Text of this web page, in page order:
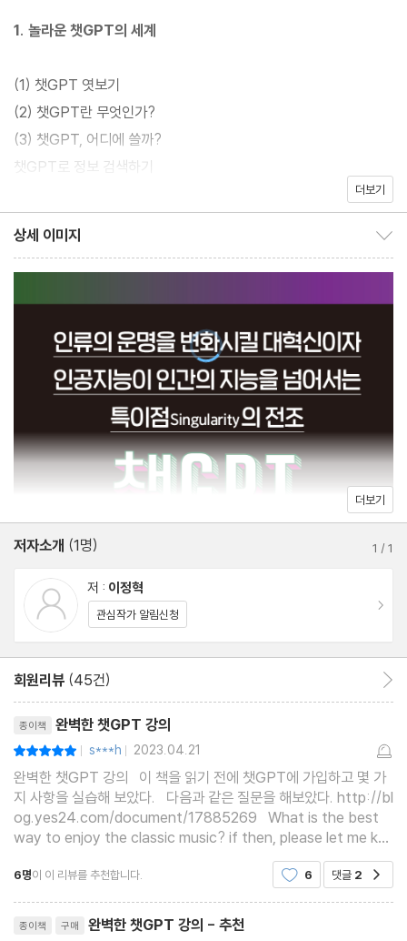
하는 유튜브 동영상을 찍었을 정도로 어려운 개념을 쉽고 재미있게
제 분석을 공부하던 그가, 챗GPT를 처음 접한 순간 엄청난 충격을
받고 바로 이를 온 국민에게 알릴 책을 쓰기로 결심했다. 이 책은 시
중에 쏟아져 나오고 있는 다른 책들과 달리 챗GPT의 효과적인 사
용법뿐만 아니라 그 경제적·사회적·철학적 함의(含意)까지 친근하
고 편안한 어투로 심도 있게 조명한다. 더불어, 챗GPT 출시 4개월
만에 놀라울 정도로 업그레이드 된 최신 GPT-4 모델까지 반영한
국내 최초의 책이다. 이 책 한 권만 읽고도 독자들은 챗GPT로 무엇
최근 빌 게이츠가 인터넷만큼 중대한 발명이라고 평가한 챗GPT는
앞으로 상상 못할 정도로 빠른 시일 내에 우리의 삶을 완전히 바꾸어
놓을 것이다. 이 중대한 기술을 원리부터 활용까지 정확히 이해하고
적극적으로 실생활에 활용하는 것이 얼마나 중요한지는 두 말 할 나
위가 없다. 행시 수석 출신으로 기획재정부 핵심 부서에서 10년 이
상 국민들에게 경제 정책을 설명해온 내공에 미국에서의 최신 연구
경험까지 더해진 저자가 이 뜨거운 감자를 잘 식혀서 떠먹여 줄 것이
다. 정제된 언어로 핵심을 파고들어 잘 설명하는 저자의 ‘완벽한’ 강
1. 놀라운 챗GPT의 세계
(1) 챗GPT 엿보기
(2) 챗GPT란 무엇인가?
(3) 챗GPT, 어디에 쓸까?
챗GPT로 정보 검색하기
챗GPT와 친구하기
2. 챗GPT는 어디까지 왔고 어디로 가는가?
(1) 챗GPT의 현주소
튜링 테스트
고도화된 패스티시
사고란 무엇인가-머신러닝과 그 한계?
가치 정렬 문제
내재된 편견
누구의 가치인가?
거짓 정보의 무한한 확대 재생산
창조와 도움의 경계
(3) 챗GPT와 인공지능이 그리는 미래
노동 대체효과와 불평등의 심화
인간이 필요하긴 한가?-무관함의 문제
인공지능의 공공성
3. 챗GPT 사용해 보기
(1) 챗GPT를 열어 보자
더보기
상세 이미지
더보기
저자소개 (1명) 1 /1
저 : 이정혁
관심작가 알림신청
회원리뷰 (45건)
종이책 완벽한 챗GPT 강의
| s***h | 2023.04.21
완벽한 챗GPT 강의 이 책을 읽기 전에 챗GPT에 가입하고 몇 가
지 사항을 실습해 보았다. 다음과 같은 질문을 해보았다. http://bl
og.yes24.com/document/17885269 What is the best
way to enjoy the classic music? if then, please let me kn
ow who is the first composer to know? (이때까지만 해도
난, 영어로만 질문이 가능한 줄 알았다. 그래도 허실삼아 한글로
6명이 이 리뷰를 추천합니다. 6 댓글 2
종이책 구매 완벽한 챗GPT 강의 - 추천